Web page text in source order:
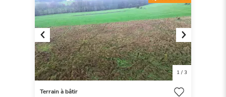
Previous Next
1/ 3
Terrain à bâtir